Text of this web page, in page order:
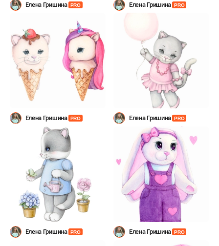
Елена Гришина PRO Елена Гришина PRO
Елена Гришина PRO Елена Гришина PRO
Елена Гришина PRO Елена Гришина PRO